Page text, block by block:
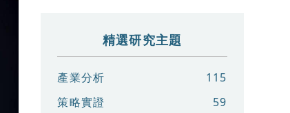
精選研究主題
產業分析
115
策略實證
59